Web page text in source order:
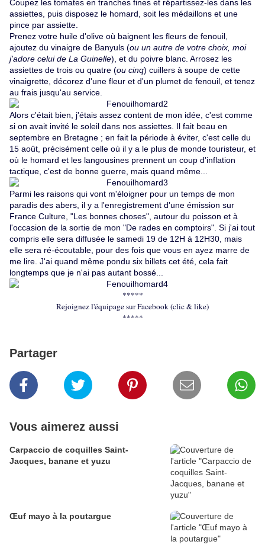
Coupez les tomates en tranches fines et répartissez-les dans les
assiettes, puis disposez le homard, soit les médaillons et une
pince par assiette.
Prenez votre huile d'olive où baignent les fleurs de fenouil,
ajoutez du vinaigre de Banyuls (ou un autre de votre choix, moi
j'adore celui de La Guinelle), et du poivre blanc. Arrosez les
assiettes de trois ou quatre (ou cinq) cuillers à soupe de cette
vinaigrette, décorez d'une fleur et d'un plumet de fenouil, et tenez
au frais jusqu'au service.
Alors c'était bien, j'étais assez content de mon idée, c'est comme
si on avait invité le soleil dans nos assiettes. Il fait beau en
septembre en Bretagne ; en fait la période à éviter, c'est celle du
15 août, précisément celle où il y a le plus de monde touristeur, et
où le homard et les langousines prennent un coup d'inflation
tactique, c'est de bonne guerre, mais quand même...
Parmi les raisons qui vont m'éloigner pour un temps de mon
paradis des abers, il y a l'enregistrement d'une émission sur
France Culture, "Les bonnes choses", autour du poisson et à
l'occasion de la sortie de mon "De rades en comptoirs". Si j'ai tout
compris elle sera diffusée le samedi 19 de 12H à 12H30, mais
elle sera ré-écoutable, pour des fois que vous en ayez marre de
me lire. J'ai quand même pondu six billets cet été, cela fait
longtemps que je n'ai pas autant bossé...
*****
Rejoignez l'équipage sur Facebook (clic & like)
*****
Partager
Vous aimerez aussi
Carpaccio de coquilles Saint-
Jacques, banane et yuzu
Œuf mayo à la poutargue